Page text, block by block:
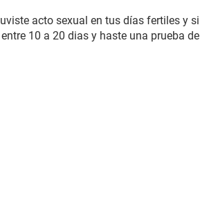
acto sexual en tus días fertiles y si
10 a 20 dias y haste una prueba de